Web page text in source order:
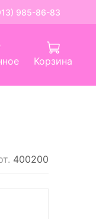
985-86-83
Корзина
400200